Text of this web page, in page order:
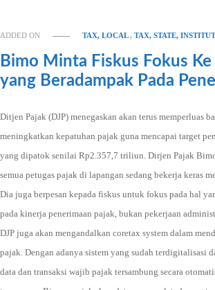
ADDED ON TAX, LOCAL,TAX, STATE,
Bimo Minta Fiskus Fokus Ke
yang Beradampak Pada
Ditjen Pajak (DJP) menegaskan akan terus memperluas
meningkatkan kepatuhan pajak guna mencapai target
yang dipatok senilai Rp2.357,7 triliun. Dirjen Pajak
semua petugas pajak di lapangan sedang bekerja keras
Dia juga berpesan kepada fiskus untuk fokus pada hal
pada kinerja penerimaan pajak, bukan pekerjaan
DJP juga akan mengandalkan coretax system dalam
pajak. Dengan adanya sistem yang sudah terdigitalisasi
data dan transaksi wajib pajak tersambung secara